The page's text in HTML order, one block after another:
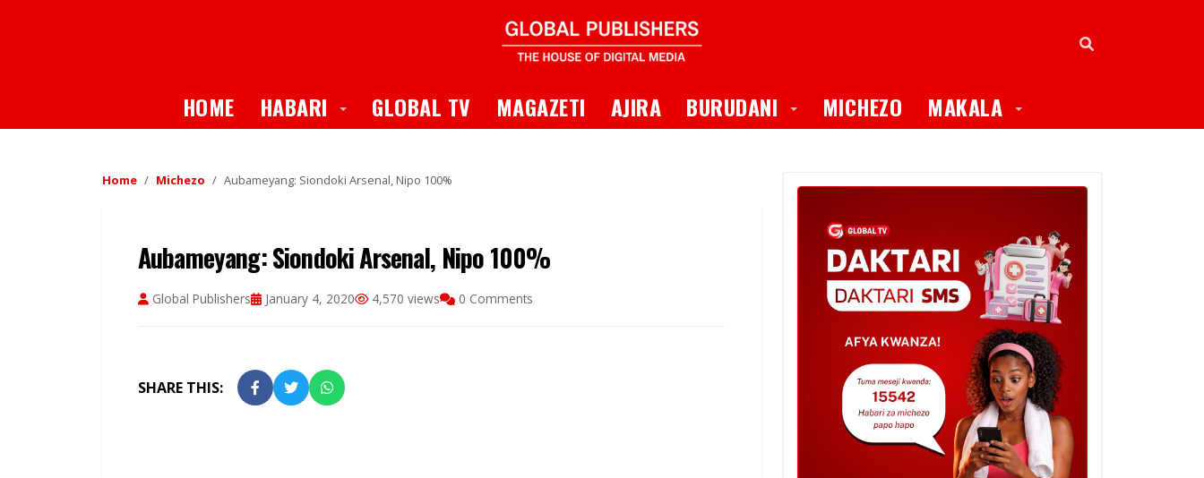
HOME HABARI Toggle Dropdown
GLOBAL TV MAGAZETI AJIRA BURUDANI Toggle Dropdown
MICHEZO MAKALA Toggle Dropdown
Home Michezo Aubameyang: Siondoki Arsenal, Nipo 100%
Aubameyang: Siondoki Arsenal, Nipo 100%
Global Publishers January 4, 2020 4,570 views 0 Comments
SHARE THIS: